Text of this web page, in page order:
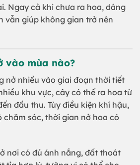
Ngay cả khi chưa ra hoa, dáng
vẫn giúp không gian trở nên
vào mùa nào?
nở nhiều vào giai đoạn thời tiết
khu vực, cây có thể ra hoa từ
đầu thu. Tùy điều kiện khí hậu,
chăm sóc, thời gian nở hoa có
nơi có đủ ánh nắng, đất thoát